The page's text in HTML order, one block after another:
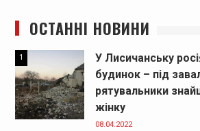
ОСТАННІ НОВИНИ
1
У Лисичанську
будинок – під
рятувальники
жінку
08.04.2022